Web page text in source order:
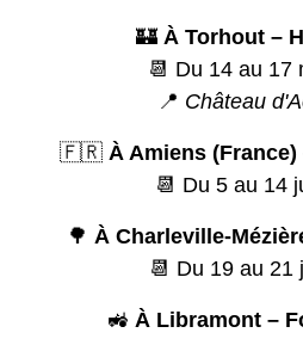
🏰 À Torhout –
📆 Du 14 au 17
📍 Château
🇫🇷 À Amiens
📆 Du 5 au 14
🌳 À Charleville-
📆 Du 19 au 21
🚜 À Libramont –